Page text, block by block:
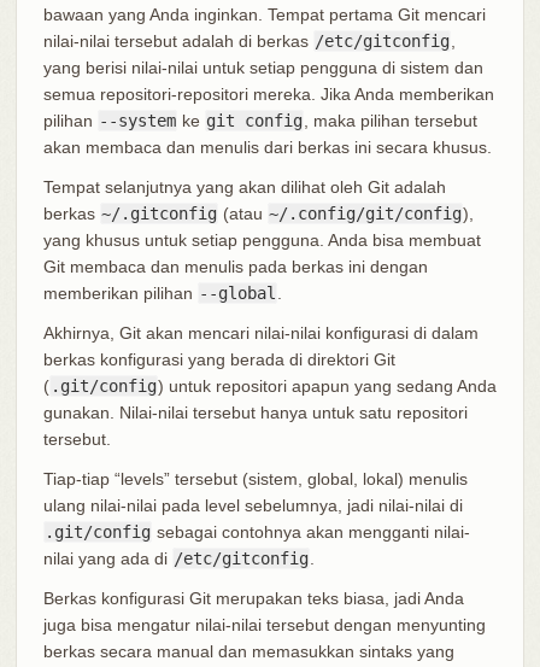
bawaan yang Anda inginkan. Tempat pertama Git mencari
nilai-nilai tersebut adalah di berkas /etc/gitconfig
yang berisi nilai-nilai untuk setiap pengguna di sistem dan
semua repositori-repositori mereka. Jika Anda memberikan
pilihan --system ke git config , maka pilihan tersebut
akan membaca dan menulis dari berkas ini secara khusus.
Tempat selanjutnya yang akan dilihat oleh Git adalah
berkas ~/.gitconfig (atau ~/.config/git/config),
yang khusus untuk setiap pengguna. Anda bisa membuat
Git membaca dan menulis pada berkas ini dengan
memberikan pilihan --global
Akhirnya, Git akan mencari nilai-nilai konfigurasi di dalam
berkas konfigurasi yang berada di direktori Git
( .git/config) untuk repositori apapun yang sedang Anda
gunakan. Nilai-nilai tersebut hanya untuk satu repositori
tersebut.
Tiap-tiap “levels” tersebut (sistem, global, lokal) menulis
ulang nilai-nilai pada level sebelumnya, jadi nilai-nilai di
.git/config sebagai contohnya akan mengganti nilai-
nilai yang ada di /etc/gitconfig
Berkas konfigurasi Git merupakan teks biasa, jadi Anda
juga bisa mengatur nilai-nilai tersebut dengan menyunting
berkas secara manual dan memasukkan sintaks yang